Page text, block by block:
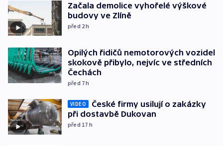
Začala demolice vyhořelé výškové
budovy ve Zlíně
před 2h
Opilých řidičů nemotorových vozidel
skokově přibylo, nejvíc ve středních
Čechách
před 7h
VIDEO
České firmy usilují o zakázky
při dostavbě Dukovan
před 17 h